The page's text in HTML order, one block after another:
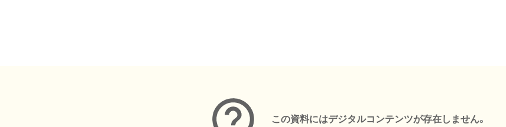
この資料にはデジタルコンテンツが存在しません。